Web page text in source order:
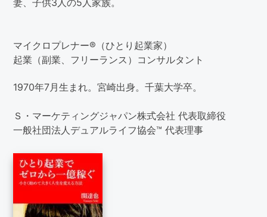
マイクロプレナー®（ひとり起業家）
起業（副業、フリーランス）コンサルタント
1970年7月生まれ。宮崎出身。千葉大学卒。
Ｓ・マーケティングジャパン株式会社 代表取締役
一般社団法人デュアルライフ協会™ 代表理事